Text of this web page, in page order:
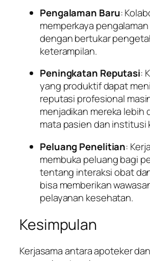
Pengalaman Baru:
memperkaya
dengan bertukar
keterampilan.
Peningkatan Reputasi:
yang produktif dapat
reputasi profesional
menjadikan mereka lebih
mata pasien dan institusi
Peluang Penelitian:
membuka peluang bagi
tentang interaksi obat
bisa memberikan
pelayanan kesehatan.
Kesimpulan
Kerjasama antara apoteker